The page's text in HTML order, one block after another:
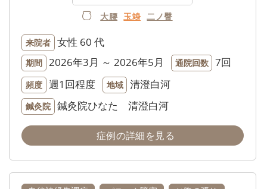
大腰 玉竧 二ノ臀
来院者 女性 60 代
期間 2026年3月 ～ 2026年5月 通院回数 7回
頻度 週1回程度 地域 清澄白河
鍼灸院 鍼灸院ひなた 清澄白河
症例の詳細を見る